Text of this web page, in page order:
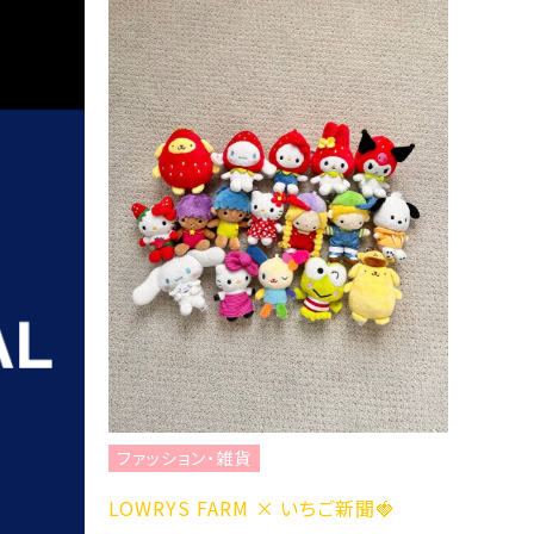
ファッション・雑貨
LOWRYS FARM × いちご新聞🍓 ファッション・雑貨